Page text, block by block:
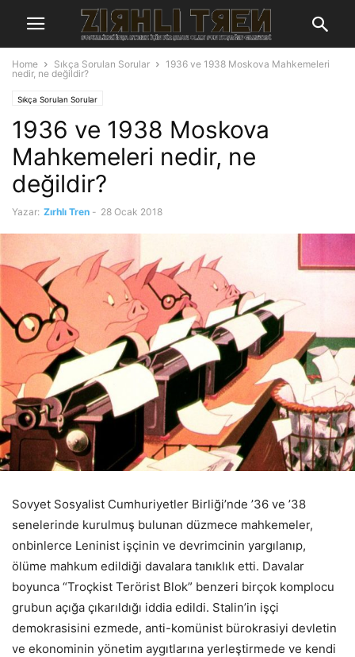
Home Sıkça Sorulan Sorular
1936 ve 1938 Moskova Mahkemeleri
nedir, ne değildir?
Sıkça Sorulan Sorular
1936 ve 1938 Moskova
Mahkemeleri nedir, ne
değildir?
Yazar: Zırhlı Tren - 28 Ocak 2018
Sovyet Sosyalist Cumhuriyetler Birliği’nde ’36 ve ’38
senelerinde kurulmuş bulunan düzmece mahkemeler,
onbinlerce Leninist işçinin ve devrimcinin yargılanıp,
ölüme mahkum edildiği davalara tanıklık etti. Davalar
boyunca “Troçkist Terörist Blok” benzeri birçok komplocu
grubun açığa çıkarıldığı iddia edildi. Stalin’in işçi
demokrasisini ezmede, anti-komünist bürokrasiyi devletin
ve ekonominin yönetim aygıtlarına yerleştirmede ve kendi